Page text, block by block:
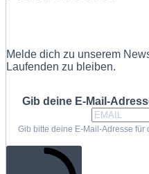
Melde dich zu unserem
Laufenden zu bleiben.
Gib deine E-Mail-
Gib bitte deine E-Mail-Adresse für